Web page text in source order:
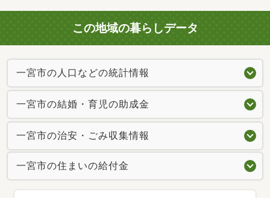
この地域の暮らしデータ
一宮市の人口などの統計情報
一宮市の結婚・育児の助成金
一宮市の治安・ごみ収集情報
一宮市の住まいの給付金